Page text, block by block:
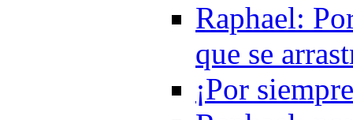
Raphael:
que se
¡Por